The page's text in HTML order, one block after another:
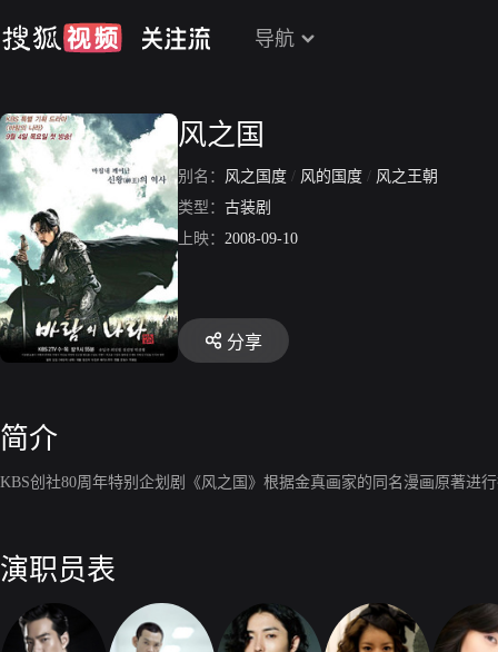
导航
风之国
别名： 风之国度 / 风的国度 / 风之王朝
类型： 古装剧
上映： 2008-09-10
分享
简介
KBS创社80周年特别企划剧《风之国》根据金真画家的同名漫画原著进
演职员表